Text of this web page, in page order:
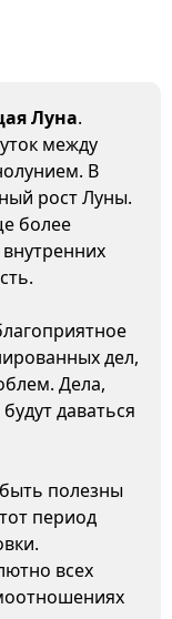
Луна.
между
В
рост Луны.
более
дел,
Дела,
даваться
полезны
период
всех